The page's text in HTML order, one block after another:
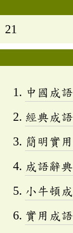
21
中國成
經典成語
簡明實
成語辭典
小牛頓
實用成